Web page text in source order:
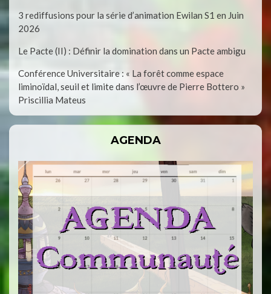
3 rediffusions pour la série d’animation Ewilan S1 en Juin
2026
Le Pacte (II) : Définir la domination dans un Pacte ambigu
Conférence Universitaire : « La forêt comme espace
liminoïdal, seuil et limite dans l’œuvre de Pierre Bottero »
Priscillia Mateus
AGENDA